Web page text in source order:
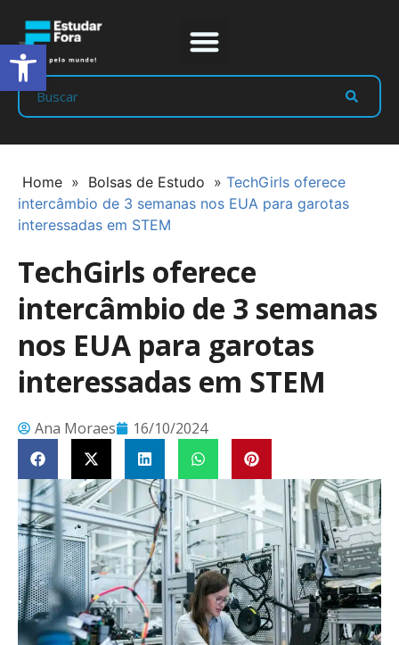
Home » Bolsas de Estudo » TechGirls oferece
intercâmbio de 3 semanas nos EUA para garotas
interessadas em STEM
TechGirls oferece
intercâmbio de 3 semanas
nos EUA para garotas
interessadas em STEM
Ana Moraes 16/10/2024
Abrir a barra de ferramentas